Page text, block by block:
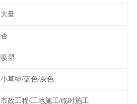
大量
否
喷塑
小草绿/蓝色/灰色
市政工程/工地施工/临时施工